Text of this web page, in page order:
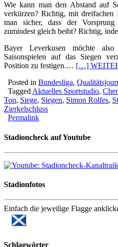
Wie kann man den Abstand auf
verkürzen? Richtig, mit
man sicher, dass der
zumindest gleich beibt? Richtig,
Bayer Leverkusen möchte
Saisonspielen auf das Siegen
Position zu festigen.… […]
Posted in Bundesliga,
Tagged Aktuelles Sportstudio,
Ton, Siege, Siegen, Simon Rolfes,
Zierkelschluss
Permalink
Stadioncheck auf Youtube
Stadionfotos
Einfach die jeweilige Flagge
Schlagwörter